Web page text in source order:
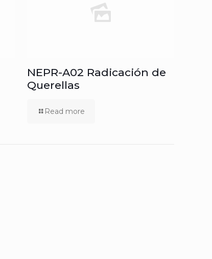
NEPR-A02 Radicación de
Querellas
Read more